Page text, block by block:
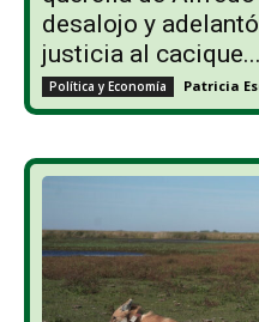
desalojo y
justicia al cacique...
Política y Economía Patricia